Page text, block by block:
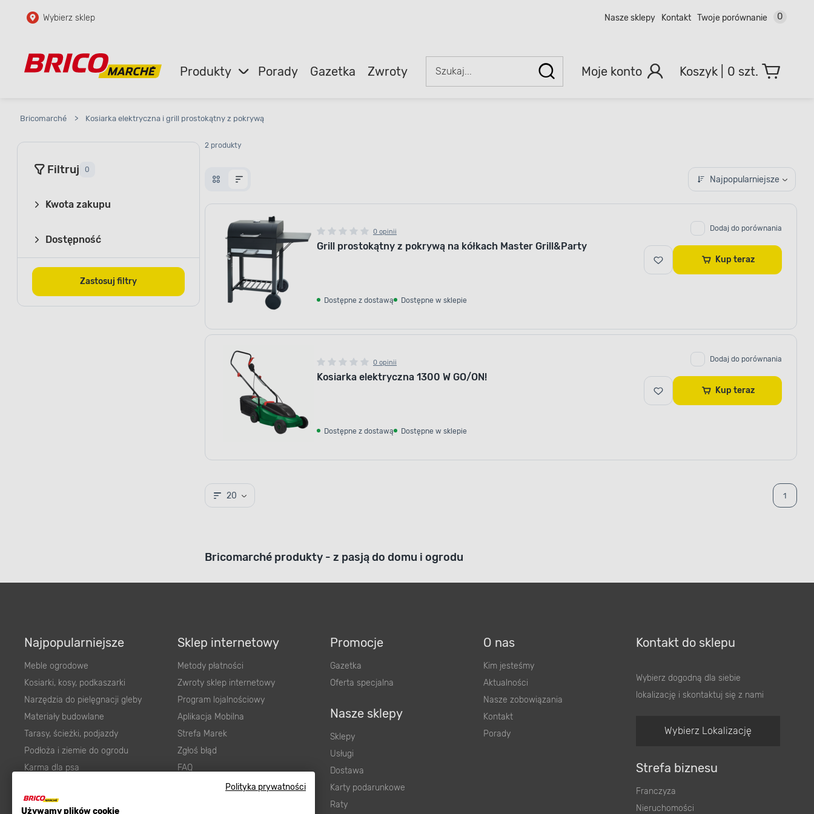
Polityka prywatności
Używamy plików cookie
Przejdź do głównej zawartości
Przejdź do wyszukiwarki
Wybierz sklep Nasze sklepy Kontakt Twoje porównanie 0
Produkty Porady Gazetka Zwroty Moje konto 0 szt.
Bricomarché > Kosiarka elektryczna i grill prostokątny z pokrywą
Filtruj 0
Kwota zakupu
Dostępność
Zastosuj filtry
2 produkty
Najpopularniejsze
0 opinii
Grill prostokątny z pokrywą na kółkach Master Grill&Party
Dostępne z dostawą Dostępne w sklepie
Dodaj do porównania
Kup teraz
0 opinii
Kosiarka elektryczna 1300 W GO/ON!
Dostępne z dostawą Dostępne w sklepie
Dodaj do porównania
Kup teraz
20 1
Bricomarché produkty - z pasją do domu i ogrodu
Najpopularniejsze
Meble ogrodowe
Kosiarki, kosy, podkaszarki
Narzędzia do pielęgnacji gleby
Materiały budowlane
Tarasy, ścieżki, podjazdy
Podłoża i ziemie do ogrodu
Karma dla psa
Farby wewnętrzne białe
Sklep internetowy
Metody płatności
Zwroty sklep internetowy
Program lojalnościowy
Aplikacja Mobilna
Strefa Marek
Zgłoś błąd
FAQ
Prawny obowiązek zapewnienia
Promocje
Gazetka
Oferta specjalna
Nasze sklepy
Sklepy
Usługi
Dostawa
Karty podarunkowe
Raty
O nas
Kim jesteśmy
Aktualności
Nasze zobowiązania
Kontakt
Porady
Kontakt do sklepu
Wybierz dogodną dla siebie
lokalizację i skontaktuj się z nami
Wybierz Lokalizację
Strefa biznesu
Franczyza
Nieruchomości